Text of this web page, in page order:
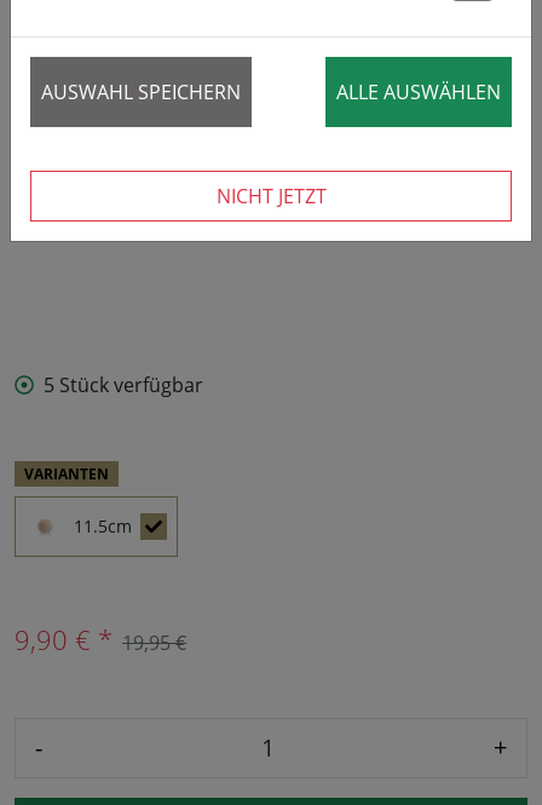
5 Stück verfügbar
VARIANTEN
11.5cm
9,90 € * 19,95 €
- +
AUSWAHL SPEICHERN ALLE AUSWÄHLEN
NICHT JETZT